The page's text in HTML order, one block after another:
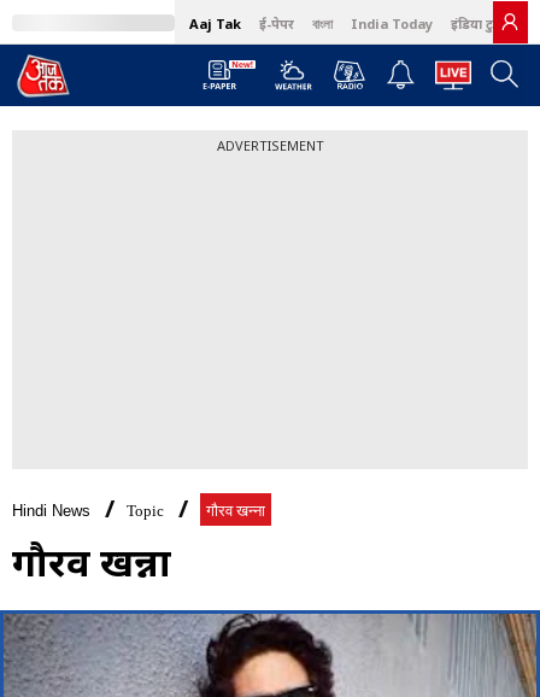
Aaj Tak ई-पेपर বাংলা India Today इंडिया टुडे हिंदी
ADVERTISEMENT
Hindi News Topic गौरव खन्ना
गौरव खन्ना